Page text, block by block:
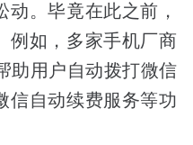
。毕竟在此之前，
例如，多家手机厂商
助用户自动拨打微信
信自动续费服务等功